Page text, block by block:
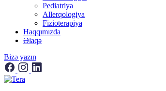
Pediatriya
Allerqologiya
Fizioterapiya
Haqqımızda
Əlaqə
Bizə yazın